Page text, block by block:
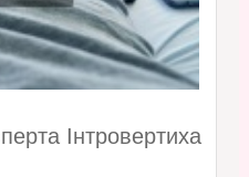
Інтровертиха